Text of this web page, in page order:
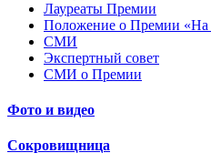
Лауреаты Премии
Положение о Премии «На
СМИ
Экспертный совет
СМИ о Премии
Фото и видео
Сокровищница